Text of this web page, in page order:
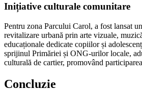
Inițiative culturale comunitare
Pentru zona Parcului Carol, a fost lansat
revitalizare urbană prin arte vizuale,
educaționale dedicate copiilor și
sprijinul Primăriei și ONG-urilor locale,
culturală de cartier, promovând
Concluzie